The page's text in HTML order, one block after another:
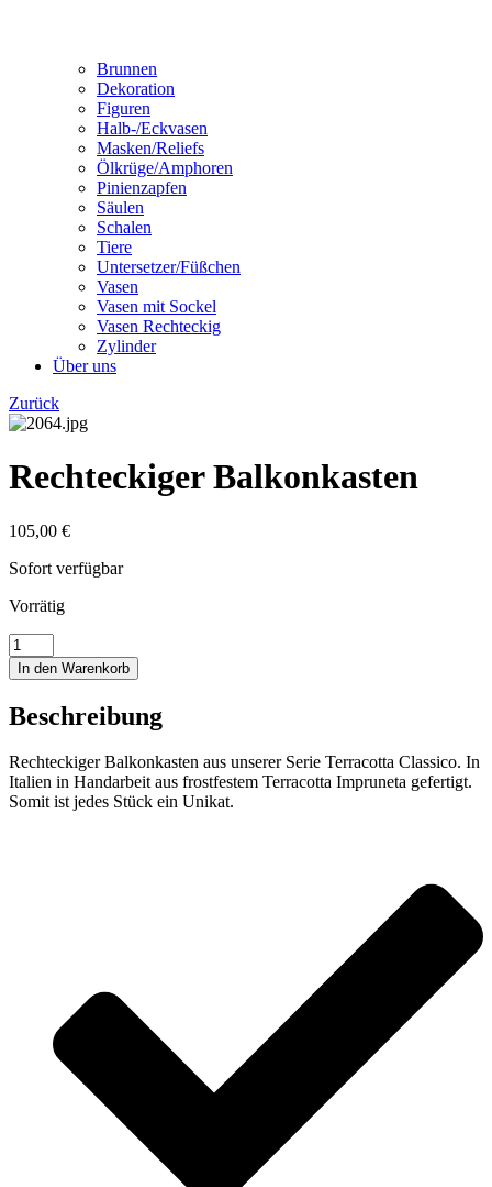
Brunnen
Dekoration
Figuren
Halb-/Eckvasen
Masken/Reliefs
Ölkrüge/Amphoren
Pinienzapfen
Säulen
Schalen
Tiere
Untersetzer/Füßchen
Vasen
Vasen mit Sockel
Vasen Rechteckig
Zylinder
Über uns
Zurück
Rechteckiger Balkonkasten
105,00 €
Sofort verfügbar
Vorrätig
Rechteckiger
Balkonkasten
Menge
In den Warenkorb
Beschreibung
Rechteckiger Balkonkasten aus unserer Serie Terracotta Classico. In
Italien in Handarbeit aus frostfestem Terracotta Impruneta gefertigt.
Somit ist jedes Stück ein Unikat.